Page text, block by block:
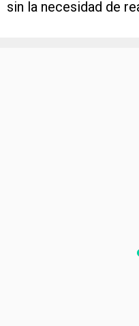
sin la necesidad de